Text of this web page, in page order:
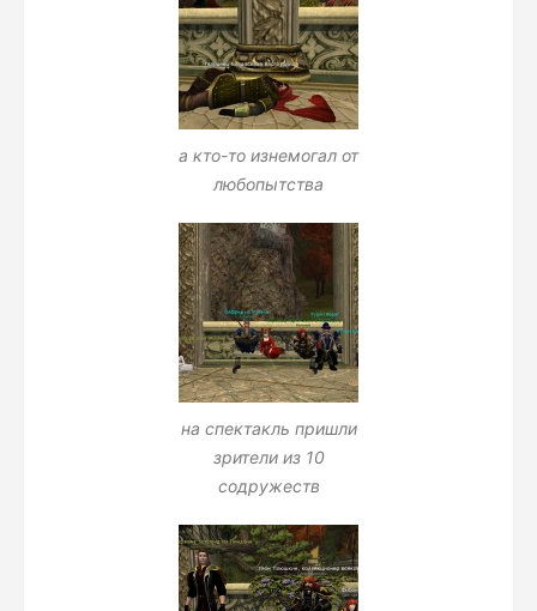
а кто-то изнемогал от
любопытства
на спектакль пришли
зрители из 10
содружеств